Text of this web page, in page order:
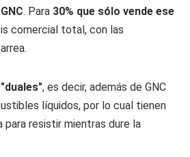
. Para 30% que sólo vende ese
comercial total, con las
, es decir, además de GNC
líquidos, por lo cual tienen
para resistir mientras dure la